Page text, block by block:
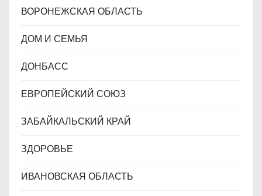
ВОРОНЕЖСКАЯ ОБЛАСТЬ
ДОМ И СЕМЬЯ
ДОНБАСС
ЕВРОПЕЙСКИЙ СОЮЗ
ЗАБАЙКАЛЬСКИЙ КРАЙ
ЗДОРОВЬЕ
ИВАНОВСКАЯ ОБЛАСТЬ